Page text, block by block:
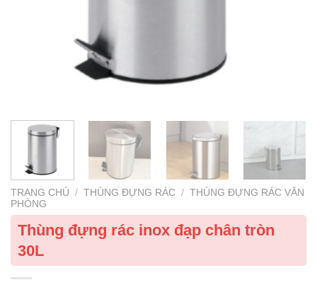
TRANG CHỦ / THÙNG ĐỰNG RÁC / THÙNG ĐỰNG RÁC VĂN
PHÒNG
Thùng đựng rác inox đạp chân tròn
30L